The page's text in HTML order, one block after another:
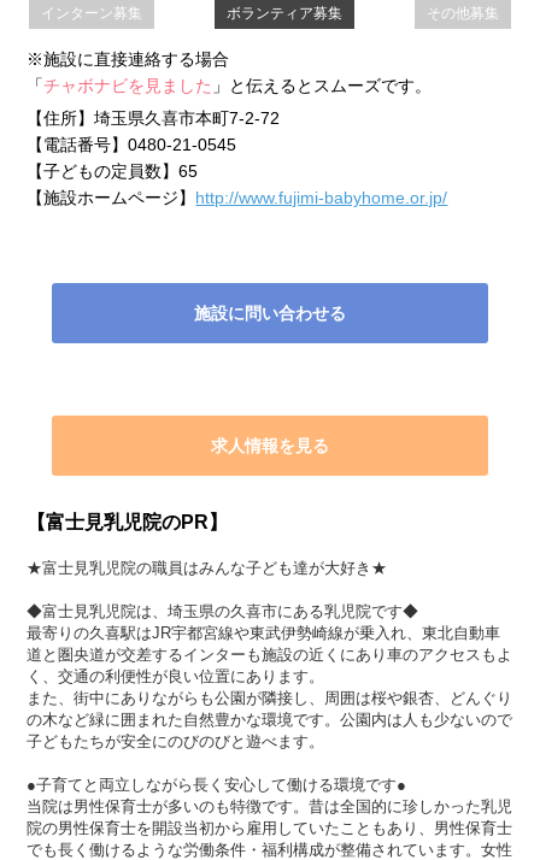
インターン募集 ボランティア募集 その他募集
※施設に直接連絡する場合
「チャボナビを見ました 」と伝えるとスムーズです。
【住所】埼玉県久喜市本町7-2-72
【電話番号】0480-21-0545
【子どもの定員数】65
【施設ホームページ】 http://www.fujimi-babyhome.or.jp/
施設に問い合わせる
求人情報を見る
【富士見乳児院のPR】
★富士見乳児院の職員はみんな子ども達が大好き★
◆富士見乳児院は、埼玉県の久喜市にある乳児院です◆
最寄りの久喜駅はJR宇都宮線や東武伊勢崎線が乗入れ、東北自動車
道と圏央道が交差するインターも施設の近くにあり車のアクセスもよ
く、交通の利便性が良い位置にあります。
また、街中にありながらも公園が隣接し、周囲は桜や銀杏、どんぐり
の木など緑に囲まれた自然豊かな環境です。公園内は人も少ないので
子どもたちが安全にのびのびと遊べます。
●子育てと両立しながら長く安心して働ける環境です●
当院は男性保育士が多いのも特徴です。昔は全国的に珍しかった乳児
院の男性保育士を開設当初から雇用していたこともあり、男性保育士
でも長く働けるような労働条件・福利構成が整備されています。女性